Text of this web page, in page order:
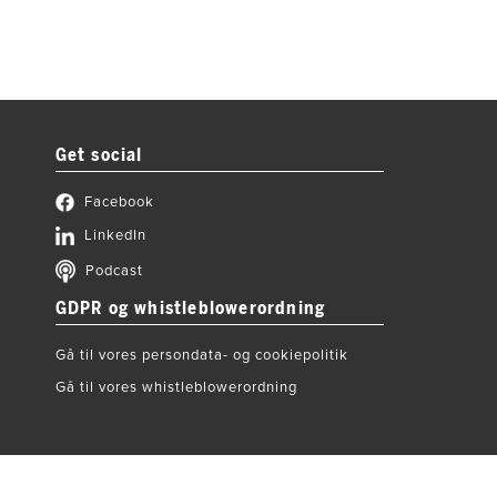
Get social
Facebook
LinkedIn
Podcast
GDPR og whistleblowerordning
Gå til vores persondata- og cookiepolitik
Gå til vores whistleblowerordning